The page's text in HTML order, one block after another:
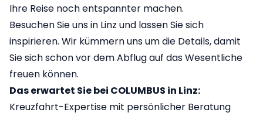
Ihre Reise noch entspannter machen.
Besuchen Sie uns in Linz und lassen Sie sich
inspirieren. Wir kümmern uns um die Details, damit
Sie sich schon vor dem Abflug auf das Wesentliche
freuen können.
Das erwartet Sie bei COLUMBUS in Linz:
Kreuzfahrt-Expertise mit persönlicher Beratung